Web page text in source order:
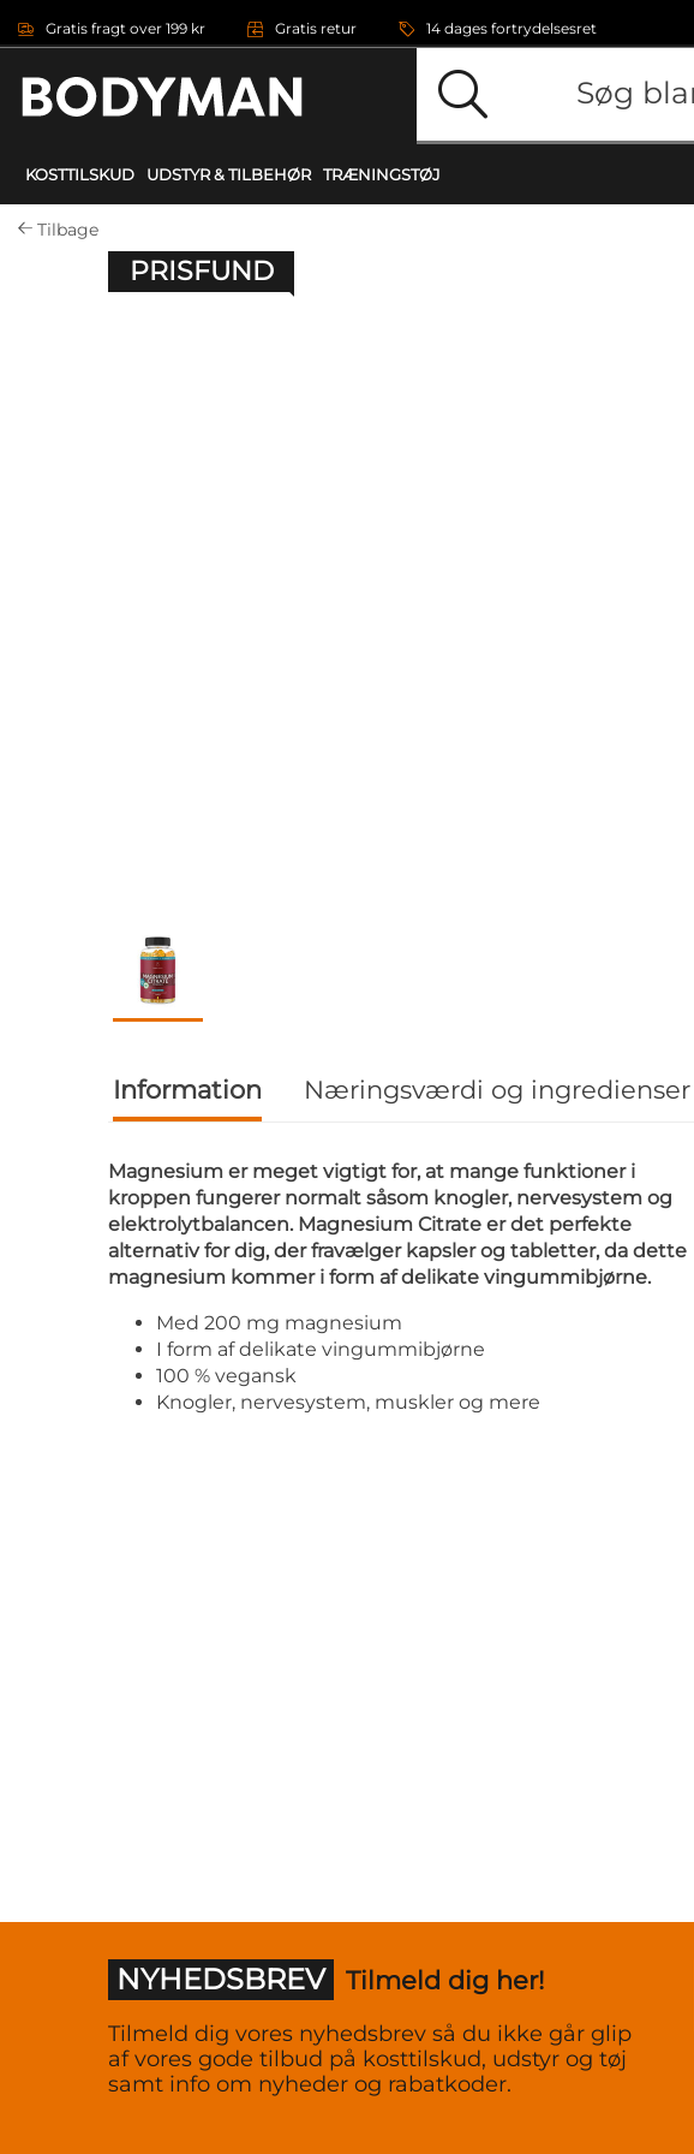
Gratis fragt over 199 kr Gratis retur 14 dages fortrydelsesret
KOSTTILSKUD UDSTYR & TILBEHØR TRÆNINGSTØJ
Tilbage
PRISFUND
Information Næringsværdi og ingredienser
Magnesium er meget vigtigt for, at mange funktioner i
kroppen fungerer normalt såsom knogler, nervesystem og
elektrolytbalancen. Magnesium Citrate er det perfekte
alternativ for dig, der fravælger kapsler og tabletter, da dette
magnesium kommer i form af delikate vingummibjørne.
Med 200 mg magnesium
I form af delikate vingummibjørne
100 % vegansk
Knogler, nervesystem, muskler og mere
NYHEDSBREV Tilmeld dig her!
Tilmeld dig vores nyhedsbrev så du ikke går glip
af vores gode tilbud på kosttilskud, udstyr og tøj
samt info om nyheder og rabatkoder.